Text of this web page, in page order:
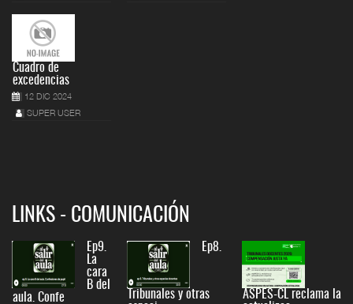
Cuadro de
excedencias
12 DIC 2024
SUPER USER
LINKS - COMUNICACIÓN
Ep9.
La
cara
B del
aula. Confe
Ep8.
Tribunales y otras
ASPES-CL reclama la